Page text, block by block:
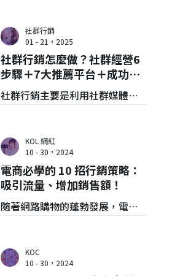
其不只是單向的訊息傳遞，更像
是品牌與消費者的對話。本文將
解釋網路行銷是什麼，並提供12
種網路行銷策略及7大推薦工具，
最後分享網路行銷服務給你！
社群行銷
01 - 21，2025
社群行銷怎麼做？社群經營6
步驟＋7大推薦平台＋成功案
例說明
社群行銷主要是利用社群媒體平
品牌更貼近消費者生活，而社群
媒體行銷通常涵蓋內容創作、活
動策劃、社群管理等環節。本文
將分享社群經營6步驟，並提供7
大社群行銷推薦平台及案例說
KOL 網紅
10 - 30，2024
電商必學的 10 招行銷策略：
吸引流量、增加銷售額！
隨著網路購物的蓬勃發展，電商
戰場。面對日益激烈的競爭，如
何有效吸引流量、提高轉化，成
KOC
10 - 30，2024